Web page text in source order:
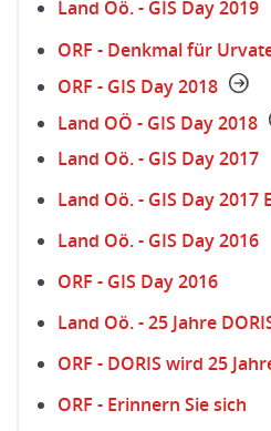
Land Oö. - GIS Day 2019
ORF - Denkmal für
ORF - GIS Day 2018
Land OÖ - GIS Day 2018
Land Oö. - GIS Day 2017
Land Oö. - GIS Day 2017
Land Oö. - GIS Day 2016
ORF - GIS Day 2016
Land Oö. - 25 Jahre
ORF - DORIS wird 25
ORF - Erinnern Sie sich